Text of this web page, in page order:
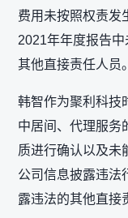
费用未按照权责发
2021年年度报告
其他直接责任人员。
韩智作为聚利科技
中居间、代理服务
质进行确认以及未
公司信息披露违法
露违法的其他直接